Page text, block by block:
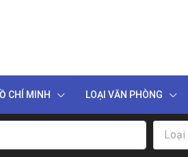
CHÍ MINH LOẠI VĂN PHÒNG
Loại